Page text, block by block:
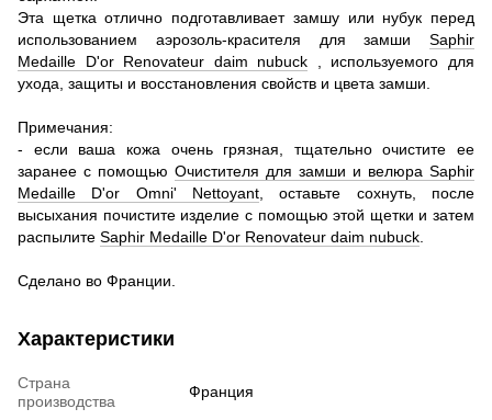
Эта щетка отлично подготавливает замшу или нубук перед
использованием аэрозоль-красителя для замши Saphir
Medaille D'or Renovateur daim nubuck
, используемого для
ухода, защиты и восстановления свойств и цвета замши.
Примечания:
- если ваша кожа очень грязная, тщательно очистите ее
заранее с помощью Очистителя для замши и велюра Saphir
Medaille D'or Omni' Nettoyant , оставьте сохнуть, после
высыхания почистите изделие с помощью этой щетки и затем
распылите Saphir Medaille D'or Renovateur daim nubuck
Сделано во Франции.
Характеристики
Страна
производства
Франция